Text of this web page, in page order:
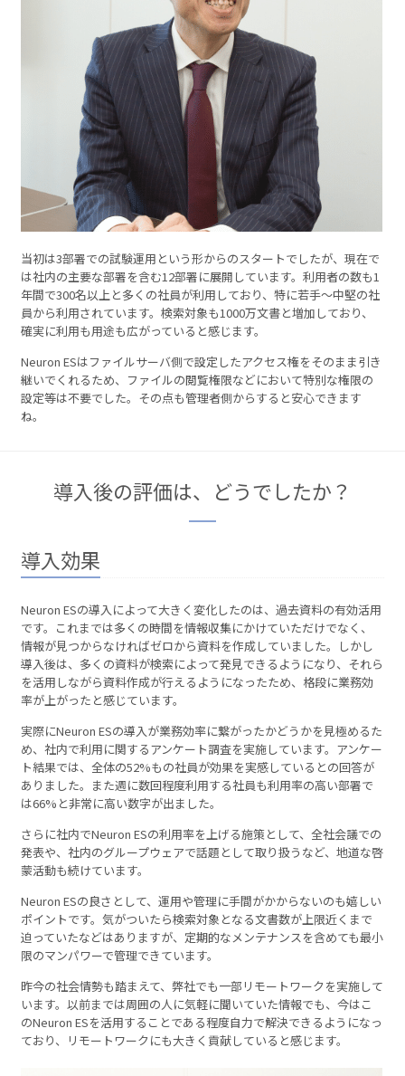
当初は3部署での試験運用という形からのスタートでしたが、現在で
は社内の主要な部署を含む12部署に展開しています。利用者の数も1
年間で300名以上と多くの社員が利用しており、特に若手〜中堅の社
員から利用されています。検索対象も1000万文書と増加しており、
確実に利用も用途も広がっていると感じます。
Neuron ESはファイルサーバ側で設定したアクセス権をそのまま引き
継いでくれるため、ファイルの閲覧権限などにおいて特別な権限の
設定等は不要でした。その点も管理者側からすると安心できます
ね。
導入後の評価は、どうでしたか？
導入効果
Neuron ESの導入によって大きく変化したのは、過去資料の有効活用
です。これまでは多くの時間を情報収集にかけていただけでなく、
情報が見つからなければゼロから資料を作成していました。しかし
導入後は、多くの資料が検索によって発見できるようになり、それら
を活用しながら資料作成が行えるようになったため、格段に業務効
率が上がったと感じています。
実際にNeuron ESの導入が業務効率に繋がったかどうかを見極めるた
め、社内で利用に関するアンケート調査を実施しています。アンケー
ト結果では、全体の52%もの社員が効果を実感しているとの回答が
ありました。また週に数回程度利用する社員も利用率の高い部署で
は66%と非常に高い数字が出ました。
さらに社内でNeuron ESの利用率を上げる施策として、全社会議での
発表や、社内のグループウェアで話題として取り扱うなど、地道な啓
蒙活動も続けています。
Neuron ESの良さとして、運用や管理に手間がかからないのも嬉しい
ポイントです。気がついたら検索対象となる文書数が上限近くまで
迫っていたなどはありますが、定期的なメンテナンスを含めても最小
限のマンパワーで管理できています。
昨今の社会情勢も踏まえて、弊社でも一部リモートワークを実施して
います。以前までは周囲の人に気軽に聞いていた情報でも、今はこ
のNeuron ESを活用することである程度自力で解決できるようになっ
ており、リモートワークにも大きく貢献していると感じます。